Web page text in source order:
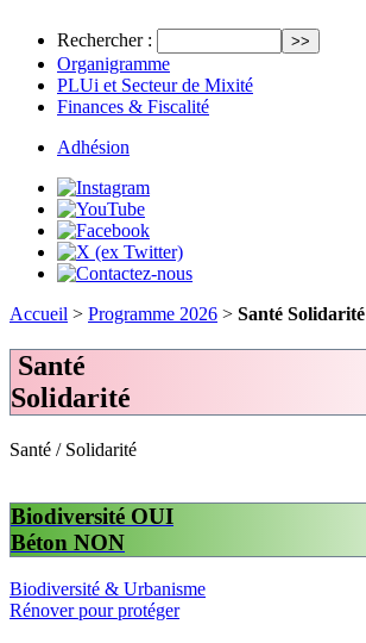
Rechercher :
Organigramme
PLUi et Secteur de Mixité
Finances & Fiscalité
Adhésion
Accueil > Programme 2026 > Santé Solidarité
Santé
Solidarité
Santé / Solidarité
Biodiversité OUI
Béton NON
Biodiversité & Urbanisme
Rénover pour protéger